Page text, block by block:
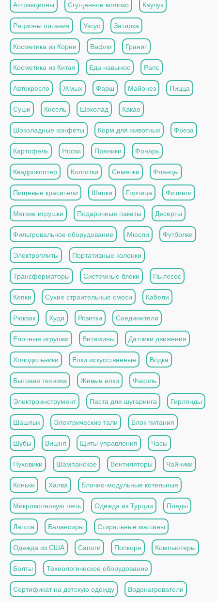
Аттракционы Сгущенное молоко Каучук
Рационы питания Уксус Затирка
Косметика из Кореи Вафли Гранит
Косметика из Китая Еда навынос Рапс
Автокресло Жмых Фарш Майонез Пицца
Суши Кисель Шоколад Какао
Шоколадные конфеты Корм для животных Фреза
Картофель Носки Пряники Фонарь
Квадрокоптер Колготки Семечки Фланцы
Пищевые красители Шапки Горчица Фитинги
Мягкие игрушки Подарочные пакеты Десерты
Фильтровальное оборудование Мюсли Футболки
Электроплиты Портативные колонки
Трансформаторы Системные блоки Пылесос
Кепки Сухие строительные смеси Кабели
Рюкзак Худи Розетки Соединители
Елочные игрушки Витамины Датчики движения
Холодильники Елки искусственные Водка
Бытовая техника Живые ёлки Фасоль
Электроинструмент Паста для шугаринга Гирлянды
Шашлык Электрические тали Блок питания
Шубы Вишня Щиты управления Часы
Пуховики Шампанское Вентиляторы Чайники
Коньки Халва Блочно-модульные котельные
Микроволновую печь Одежда из Турции Пледы
Лапша Балансиры Стиральные машины
Одежда из США Сапоги Попкорн Компьютеры
Болты Технологическое оборудование
Сертификат на детскую одежду Водонагреватели